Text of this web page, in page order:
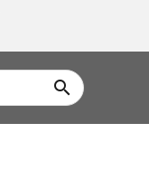
search